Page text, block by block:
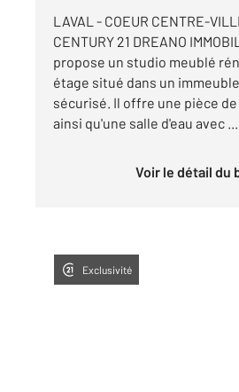
LAVAL - COEUR CENTRE-
CENTURY 21 DREANO
propose un studio meublé
étage situé dans un
sécurisé. Il offre une pièce
ainsi qu'une salle d'eau avec ...
Voir le détail du
Exclusivité